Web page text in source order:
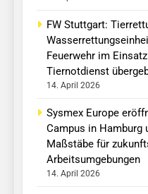
FW Stuttgart:
Feuerwehr im
Tiernotdienst
14. April 2026
Sysmex Europe
Campus in Hamburg
Maßstäbe für
Arbeitsumgebungen
14. April 2026